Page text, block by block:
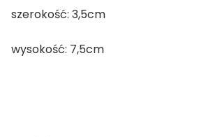
szerokość: 3,5cm
wysokość: 7,5cm